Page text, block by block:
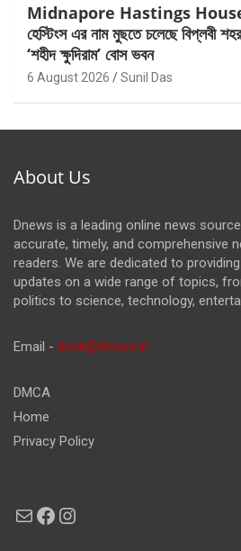
Midnapore Hastings House :
হেস্টিংস এর নাম মুছতে চলেছে বিপ্লবী
‘শহীদ ক্ষুদিরাম’ বোস ভবন
6 August 2026 Sunil Das
About Us
Dnews is a leading online news
accurate, timely, and comprehensive
readers. We are dedicated to
updates on a wide range of topics,
politics to science, technology,
Email - desk@dnews.in
DMCA
Home
Privacy Policy
MailFacebook
Instagram